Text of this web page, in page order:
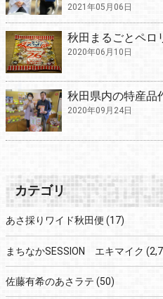
2021年05月06日
秋田まるごとペロ
2020年06月10日
秋田県内の特産品
2020年09月24日
カテゴリ
あさ採りワイド秋田便 (17)
まちなかSESSION エキマイク
佐藤有希のあさラテ (50)